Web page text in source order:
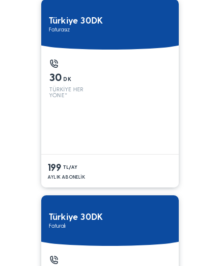
Türkiye 30DK
Faturasız
30 DK
TÜRKİYE HER
YÖNE*
199 TL/AY
AYLIK ABONELİK
Türkiye 30DK
Faturalı